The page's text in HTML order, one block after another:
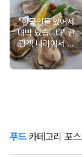
"한국인들 있어서
대박 났습니다" 관
광객 나라에서 남
녀노소 보양식처
럼 먹는 음식
푸드카테고리 포스